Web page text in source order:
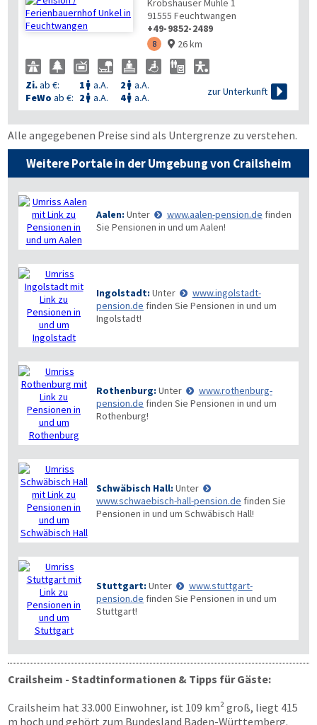
Krobshäuser Mühle 1
91555 Feuchtwangen
+49-9852-2489
8  26 km
Zi.ab €: 1  a.A. 2  a.A.
FeWo ab €: 2  a.A. 4 a.A.
zur Unterkunft 
Alle angegebenen Preise sind als Untergrenze zu verstehen.
Weitere Portale in der Umgebung von Crailsheim
Aalen: Unter www.aalen-pension.de finden
Sie Pensionen in und um Aalen!
Ingolstadt: Unter
www.ingolstadt-
pension.de finden Sie Pensionen in und um
Ingolstadt!
Rothenburg: Unter
www.rothenburg-
pension.de finden Sie Pensionen in und um
Rothenburg!
Schwäbisch Hall: Unter
www.schwaebisch-hall-pension.de finden Sie
Pensionen in und um Schwäbisch Hall!
Stuttgart: Unter
www.stuttgart-
pension.de finden Sie Pensionen in und um
Stuttgart!
Crailsheim - Stadtinformationen & Tipps für Gäste:
Crailsheim hat 33.000 Einwohner, ist 109 km² groß, liegt 415
m hoch und gehört zum Bundesland Baden-Württemberg.